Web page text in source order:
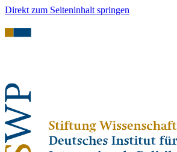
Direkt zum Seiteninhalt springen